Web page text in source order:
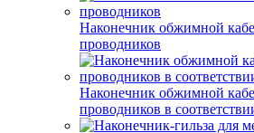
Наконечник обжимной
проводников
Наконечник обжимной
проводников в